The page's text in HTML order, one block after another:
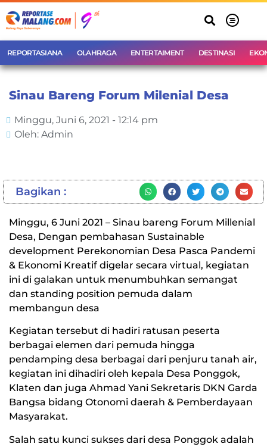
REPORTASIANA OLAHRAGA ENTERTAIMENT DESTINASI
Sinau Bareng Forum Milenial Desa
Minggu, Juni 6, 2021 - 12:14 pm
Oleh: Admin
Bagikan :
Minggu, 6 Juni 2021 – Sinau bareng Forum Millenial
Desa, Dengan pembahasan Sustainable
development Perekonomian Desa Pasca Pandemi
& Ekonomi Kreatif digelar secara virtual, kegiatan
ini di galakan untuk menumbuhkan semangat
dan standing position pemuda dalam
membangun desa
Kegiatan tersebut di hadiri ratusan peserta
berbagai elemen dari pemuda hingga
pendamping desa berbagai dari penjuru tanah air,
kegiatan ini dihadiri oleh kepala Desa Ponggok,
Klaten dan juga Ahmad Yani Sekretaris DKN Garda
Bangsa bidang Otonomi daerah & Pemberdayaan
Masyarakat.
Salah satu kunci sukses dari desa Ponggok adalah